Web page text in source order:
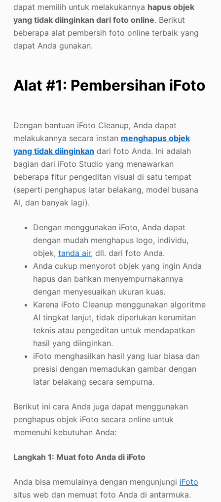
dapat memilih untuk melakukannya hapus objek
yang tidak diinginkan dari foto online. Berikut
beberapa alat pembersih foto online terbaik yang
dapat Anda gunakan.
Alat #1: Pembersihan iFoto
Dengan bantuan iFoto Cleanup, Anda dapat
melakukannya secara instan menghapus objek
yang tidak diinginkan dari foto Anda. Ini adalah
bagian dari iFoto Studio yang menawarkan
beberapa fitur pengeditan visual di satu tempat
(seperti penghapus latar belakang, model busana
AI, dan banyak lagi).
Dengan menggunakan iFoto, Anda dapat
dengan mudah menghapus logo, individu,
objek, tanda air, dll. dari foto Anda.
Anda cukup menyorot objek yang ingin Anda
hapus dan bahkan menyempurnakannya
dengan menyesuaikan ukuran kuas.
Karena iFoto Cleanup menggunakan algoritme
AI tingkat lanjut, tidak diperlukan kerumitan
teknis atau pengeditan untuk mendapatkan
hasil yang diinginkan.
iFoto menghasilkan hasil yang luar biasa dan
presisi dengan memadukan gambar dengan
latar belakang secara sempurna.
Berikut ini cara Anda juga dapat menggunakan
penghapus objek iFoto secara online untuk
memenuhi kebutuhan Anda:
Langkah 1: Muat foto Anda di iFoto
Anda bisa memulainya dengan mengunjungi iFoto
situs web dan memuat foto Anda di antarmuka.